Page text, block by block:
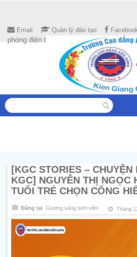
Email Quản lý đào tạo
phòng điện tử
[KGC STORIES –
KGC] NGUYỄN THỊ NGỌC
TUỔI TRẺ CHỌN CỐNG
Đăng tại Gương sáng sinh viên Tháng